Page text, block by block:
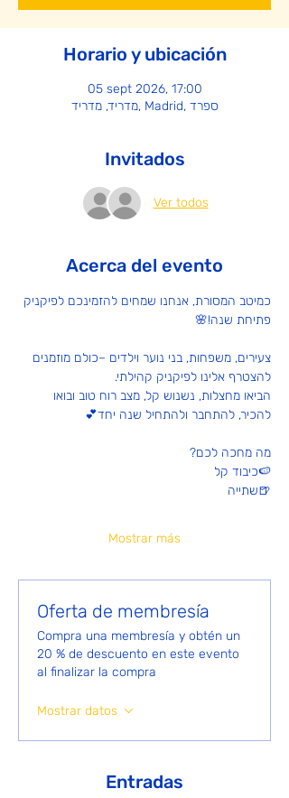
Horario y ubicación
05 sept 2026, 17:00
מדריד, מדריד, Madrid, ספרד
Invitados
Ver todos
Acerca del evento
כמיטב המסורת, אנחנו שמחים להזמינכם לפיקניק
פתיחת שנה!🌸
צעירים, משפחות, בני נוער וילדים –כולם מוזמנים
להצטרף אלינו לפיקניק קהילתי.
הביאו מחצלות, נשנוש קל, מצב רוח טוב ובואו
להכיר, להתחבר ולהתחיל שנה יחד💕
מה מחכה לכם?
🍉כיבוד קל
🍺שתייה
Mostrar más
Oferta de membresía
Compra una membresía y obtén un
20 % de descuento en este evento
al finalizar la compra
Mostrar datos
Entradas